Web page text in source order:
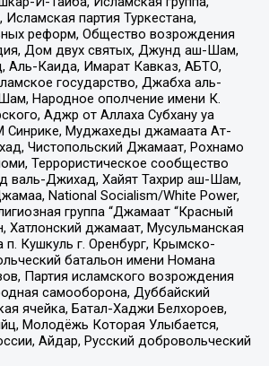
партия Туркестана,
реформ, Общество возрождения
Дом двух святых, Джунд аш-Шам,
Аль-Каида, Имарат Кавказ, АБТО,
государство, Джабха аль-
Народное ополчение имени К.
Аджр от Аллаха Субхану уа
Синрике, Муджахеды джамаата Ат-
Чистопольский Джамаат, Рохнамо
Террористическое сообщество
валь-Джихад, Хайят Тахрир аш-Шам,
National Socialism/White Power,
группа “Джамаат “Красный
Хатлонский джамаат, Мусульманская
п. Кушкуль г. Оренбург, Крымско-
батальон имени Номана
Партия исламского возрождения
самооборона, Дуббайский
ячейка, Батал-Хаджи Белхороев,
Молодёжь Которая Улыбается,
Айдар, Русский добровольческий